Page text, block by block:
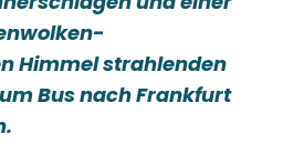
Himmel strahlenden
Bus nach Frankfurt